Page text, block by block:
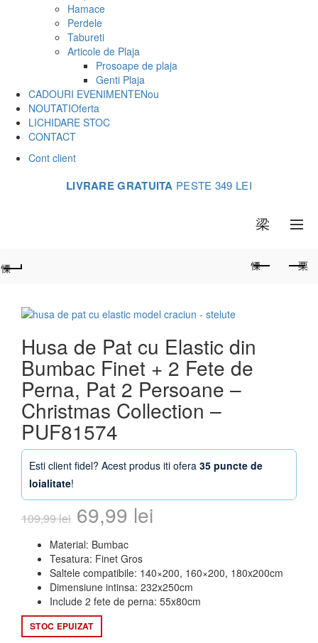
Hamace
Perdele
Tabureti
Articole de Plaja
Prosoape de plaja
Genti Plaja
CADOURI EVENIMENTENou
NOUTATIOferta
LICHIDARE STOC
CONTACT
Cont client
LIVRARE GRATUITA PESTE 349 LEI
Husa de Pat cu Elastic din
Bumbac Finet + 2 Fete de
Perna, Pat 2 Persoane –
Christmas Collection –
PUF81574
Esti client fidel? Acest produs iti ofera 35 puncte de
loialitate!
109,99lei Prețul
inițial
a
fost:
109,99 lei.
69,99 lei
este:
69,99 lei.
Material: Bumbac
Tesatura: Finet Gros
Saltele compatibile: 140×200, 160×200, 180x200cm
Dimensiune intinsa: 232x250cm
Include 2 fete de perna: 55x80cm
STOC EPUIZAT